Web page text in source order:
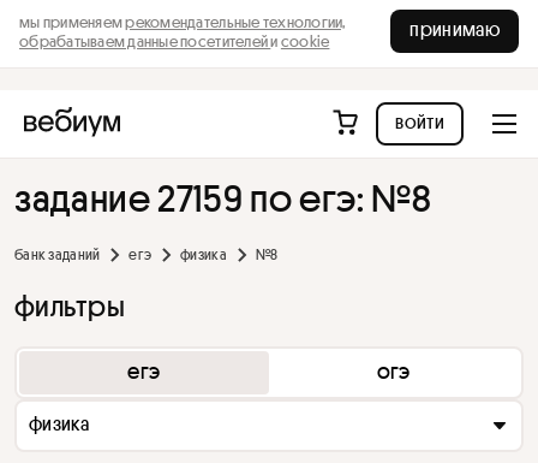
мы применяемрекомендательные технологии,
обрабатываем данные посетителейи cookie
принимаю
войти
задание 27159 по егэ: №8
банк заданий егэ физика №8
фильтры
егэ огэ
физика